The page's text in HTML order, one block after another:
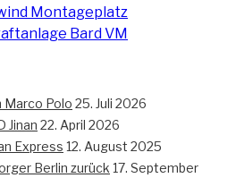
Montageplatz
Bard VM
Marco Polo 25. Juli 2026
Jinan 22. April 2026
Express 12. August 2025
Berlin zurück 17. September